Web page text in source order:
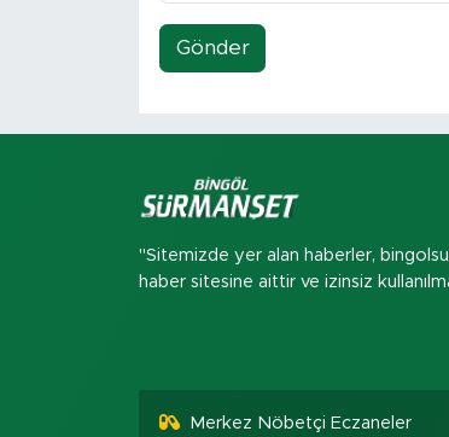
Gönder
"Sitemizde yer alan haberler,
haber sitesine aittir ve izinsiz
Merkez Nöbetçi Eczaneler